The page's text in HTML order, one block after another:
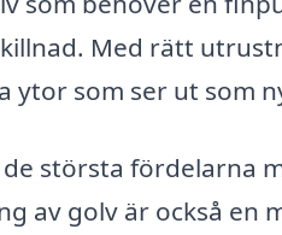
Med rätt
ytor som ser ut som
de största fördelarna
av golv är också en